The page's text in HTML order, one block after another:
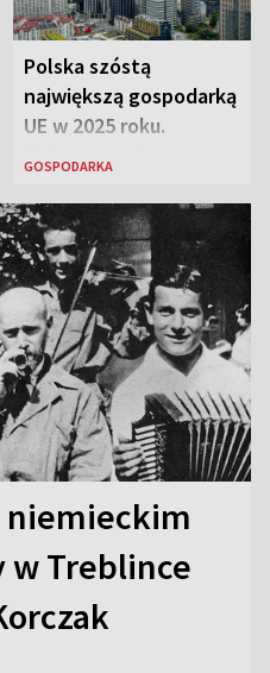
Polska szóstą
największą gospodarką
UE w 2025 roku.
Najnowsze dane
GOSPODARKA
niemieckim
w Treblince